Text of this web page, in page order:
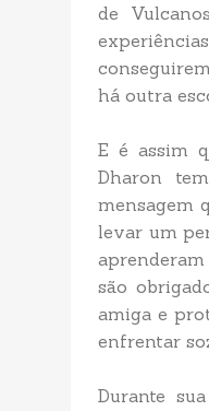
de
há outra
E é assim
Dharon
mensagem
levar um
são
amiga e
enfrentar
Durante